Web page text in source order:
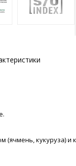
(ячмень,